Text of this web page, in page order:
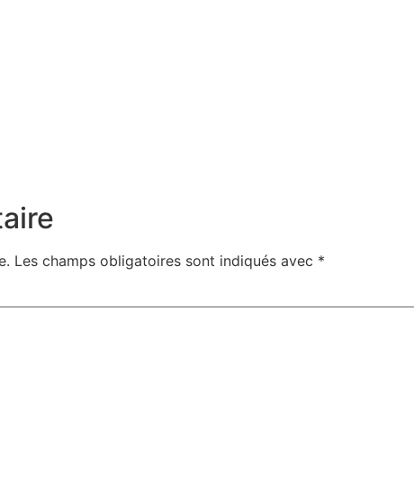
Les champs obligatoires sont indiqués avec *